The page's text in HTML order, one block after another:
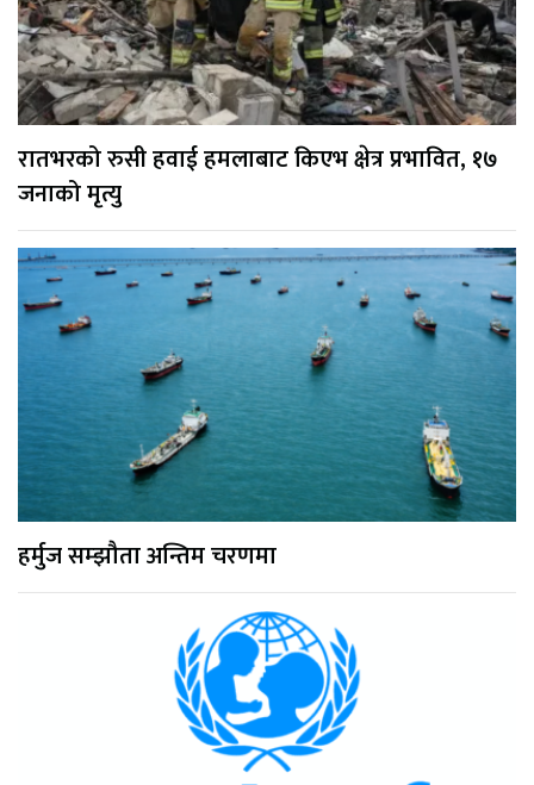
रातभरको रुसी हवाई हमलाबाट किएभ क्षेत्र प्रभावित, १७
जनाको मृत्यु
हर्मुज सम्झौता अन्तिम चरणमा